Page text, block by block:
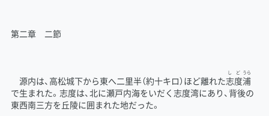
第二章 二節
源内は、高松城下から東へ二里半（約十キロ）ほど離れた志
し
度
ど
浦
うら
で生まれた。志度は、北に瀬戸内海をいだく志度湾にあり、背後の
東西南三方を丘陵に囲まれた地だった。